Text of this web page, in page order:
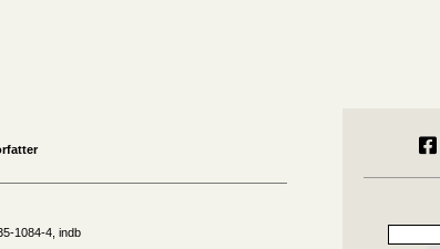
1084-4, indb